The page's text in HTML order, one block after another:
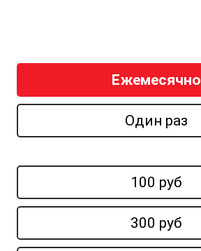
Ежемесячно
Один раз
100 руб
300 руб